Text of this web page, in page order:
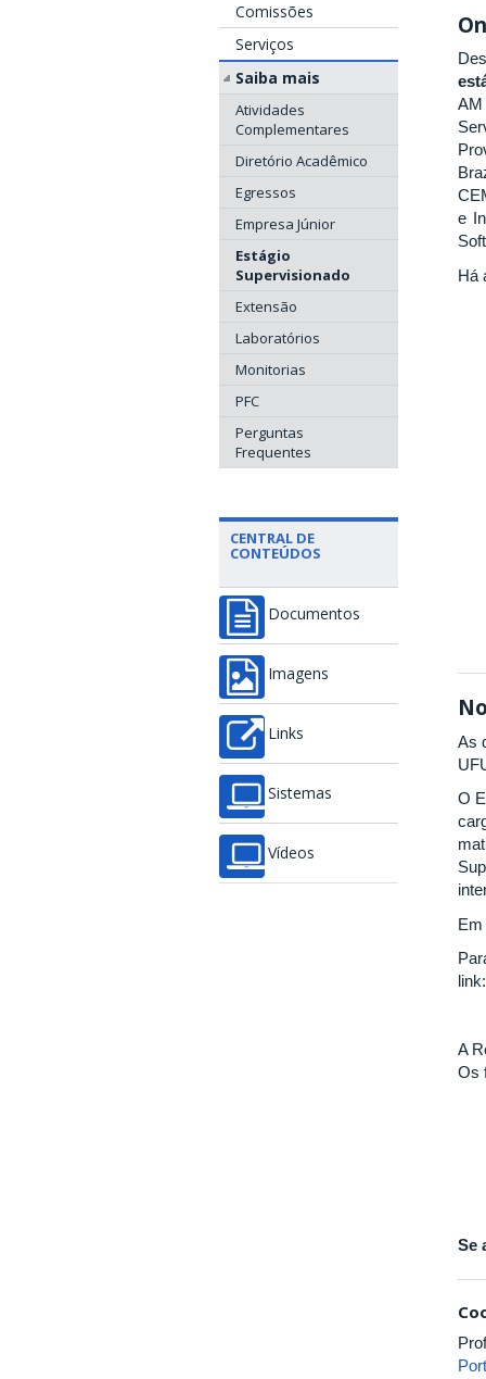
Comissões
Serviços
Saiba mais
Atividades
Complementares
Diretório Acadêmico
Egressos
Empresa Júnior
Estágio
Supervisionado
Extensão
Laboratórios
Monitorias
PFC
Perguntas
Frequentes
CENTRAL DE
CONTEÚDOS
Documentos
Imagens
Links
Sistemas
Vídeos
AM
e
Há
As
O
link:
A
Os
Se